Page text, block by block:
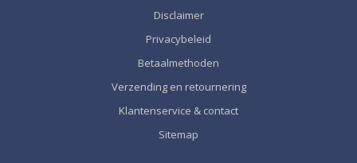
Disclaimer
Privacybeleid
Betaalmethoden
Verzending en retournering
Klantenservice & contact
Sitemap